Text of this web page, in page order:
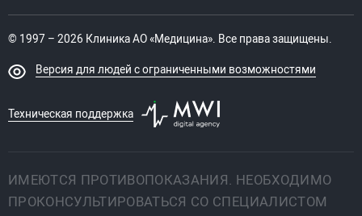
© 1997 – 2026 Клиника АО «Медицина». Все права защищены.
Версия для людей с ограниченными возможностями
Техническая поддержка
ИМЕЮТСЯ ПРОТИВОПОКАЗАНИЯ. НЕОБХОДИМО
ПРОКОНСУЛЬТИРОВАТЬСЯ СО СПЕЦИАЛИСТОМ